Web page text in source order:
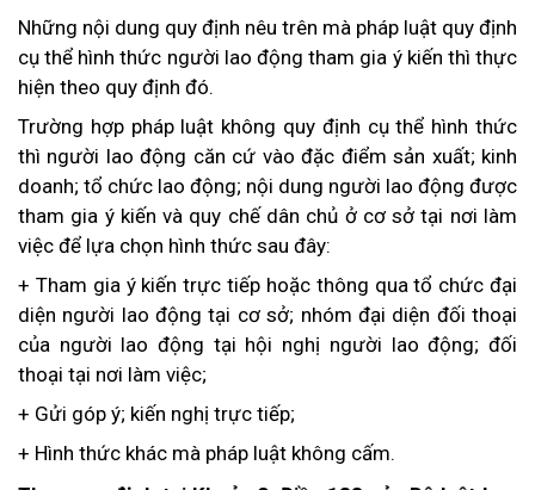
Những nội dung quy định nêu trên mà pháp luật quy định
cụ thể hình thức người lao động tham gia ý kiến thì thực
hiện theo quy định đó.
Trường hợp pháp luật không quy định cụ thể hình thức
thì người lao động căn cứ vào đặc điểm sản xuất; kinh
doanh; tổ chức lao động; nội dung người lao động được
tham gia ý kiến và quy chế dân chủ ở cơ sở tại nơi làm
việc để lựa chọn hình thức sau đây:
+ Tham gia ý kiến trực tiếp hoặc thông qua tổ chức đại
diện người lao động tại cơ sở; nhóm đại diện đối thoại
của người lao động tại hội nghị người lao động; đối
thoại tại nơi làm việc;
+ Gửi góp ý; kiến nghị trực tiếp;
+ Hình thức khác mà pháp luật không cấm.